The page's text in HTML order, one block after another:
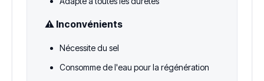
⚠️ Inconvénients
Nécessite du sel
Consomme de l'eau pour la régénération